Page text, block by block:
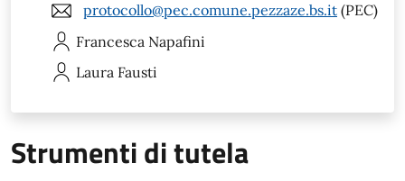
protocollo@pec.comune.pezzaze.bs.it (PEC)
Francesca Napafini
Laura Fausti
Strumenti di tutela